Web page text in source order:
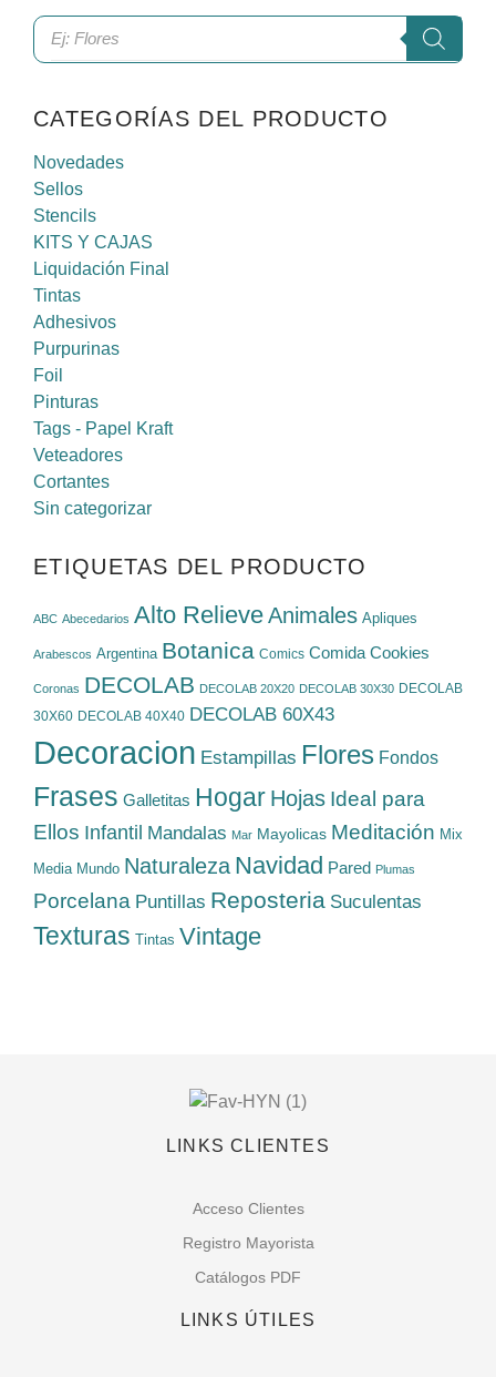
CATEGORÍAS DEL PRODUCTO
Novedades
Sellos
Stencils
KITS Y CAJAS
Liquidación Final
Tintas
Adhesivos
Purpurinas
Foil
Pinturas
Tags - Papel Kraft
Veteadores
Cortantes
Sin categorizar
ETIQUETAS DEL PRODUCTO
ABC Abecedarios Alto RelieveAnimales Apliques
Arabescos Argentina Botanica Comics Comida Cookies
Coronas DECOLAB DECOLAB 20X20 DECOLAB 30X30 DECOLAB
30X60 DECOLAB 40X40 DECOLAB 60X43
Decoracion Estampillas Flores Fondos
Frases Galletitas Hogar Hojas Ideal para
Ellos Infantil Mandalas Mar Mayolicas Meditación Mix
Media Mundo Naturaleza Navidad Pared Plumas
Porcelana Puntillas Reposteria Suculentas
Texturas Tintas Vintage
LINKS CLIENTES
Acceso Clientes
Registro Mayorista
Catálogos PDF
LINKS ÚTILES